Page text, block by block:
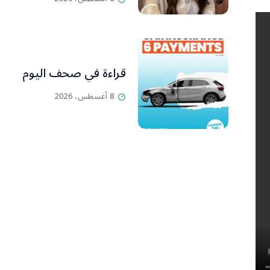
قراءة في صحف اليوم
8 أغسطس، 2026